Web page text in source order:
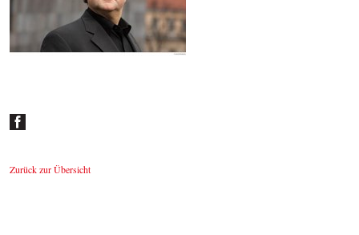
Zurück zur Übersicht